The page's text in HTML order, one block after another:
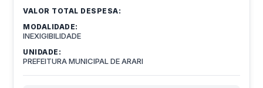
VALOR TOTAL DESPESA:
MODALIDADE:
INEXIGIBILIDADE
UNIDADE:
PREFEITURA MUNICIPAL DE ARARI